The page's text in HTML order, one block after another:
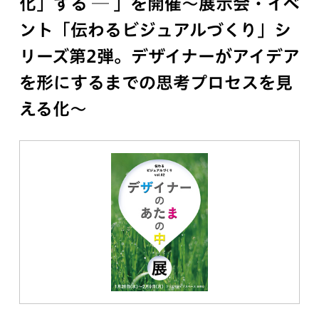
化」する ─ 」を開催〜展示会・イベ
ント「伝わるビジュアルづくり」シ
リーズ第2弾。デザイナーがアイデア
を形にするまでの思考プロセスを見
える化〜